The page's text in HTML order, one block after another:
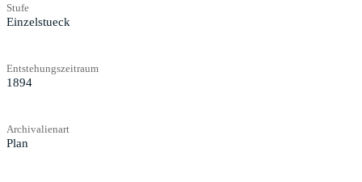
Stufe
Einzelstueck
Entstehungszeitraum
1894
Archivalienart
Plan